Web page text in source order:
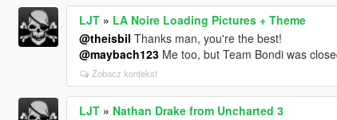
LJT» LA Noire Loading Pictures + Theme
@theisbil Thanks man, you're the best!
@maybach123Me too, but Team Bondi was
Zobacz kontekst
LJT» Nathan Drake from Uncharted 3